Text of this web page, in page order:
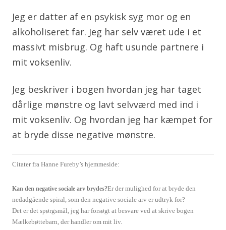
Jeg er datter af en psykisk syg mor og en
alkoholiseret far. Jeg har selv været ude i et
massivt misbrug. Og haft usunde partnere i
mit voksenliv.
Jeg beskriver i bogen hvordan jeg har taget
dårlige mønstre og lavt selvværd med ind i
mit voksenliv. Og hvordan jeg har kæmpet for
at bryde disse negative mønstre.
Citater fra Hanne Fureby’s hjemmeside:
Kan den negative sociale arv brydes?Er der mulighed for at bryde den
nedadgående spiral, som den negative sociale arv er udtryk for?
Det er det spørgsmål, jeg har forsøgt at besvare ved at skrive bogen
Mælkebøttebarn, der handler om mit liv.